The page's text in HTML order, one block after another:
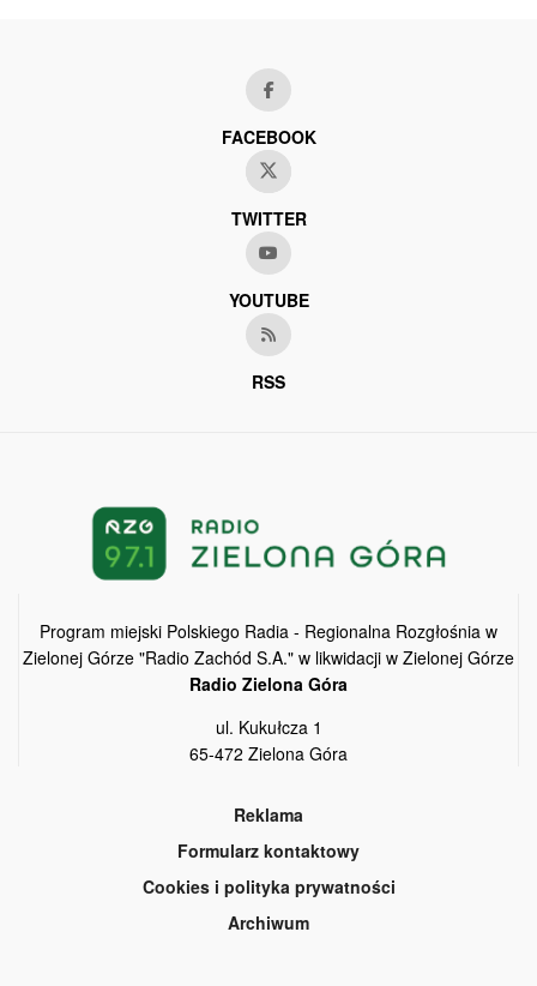
FACEBOOK
TWITTER
YOUTUBE
RSS
Program miejski Polskiego Radia - Regionalna Rozgłośnia w
Zielonej Górze "Radio Zachód S.A." w likwidacji w Zielonej Górze
Radio Zielona Góra
ul. Kukułcza 1
65-472 Zielona Góra
Reklama
Formularz kontaktowy
Cookies i polityka prywatności
Archiwum